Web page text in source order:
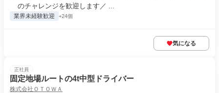
のチャレンジを歓迎します／ ...
業界未経験歓迎 +24個
気になる
正社員
固定地場ルートの4t中型ドライバー
株式会社ＯＴＯＷＡ